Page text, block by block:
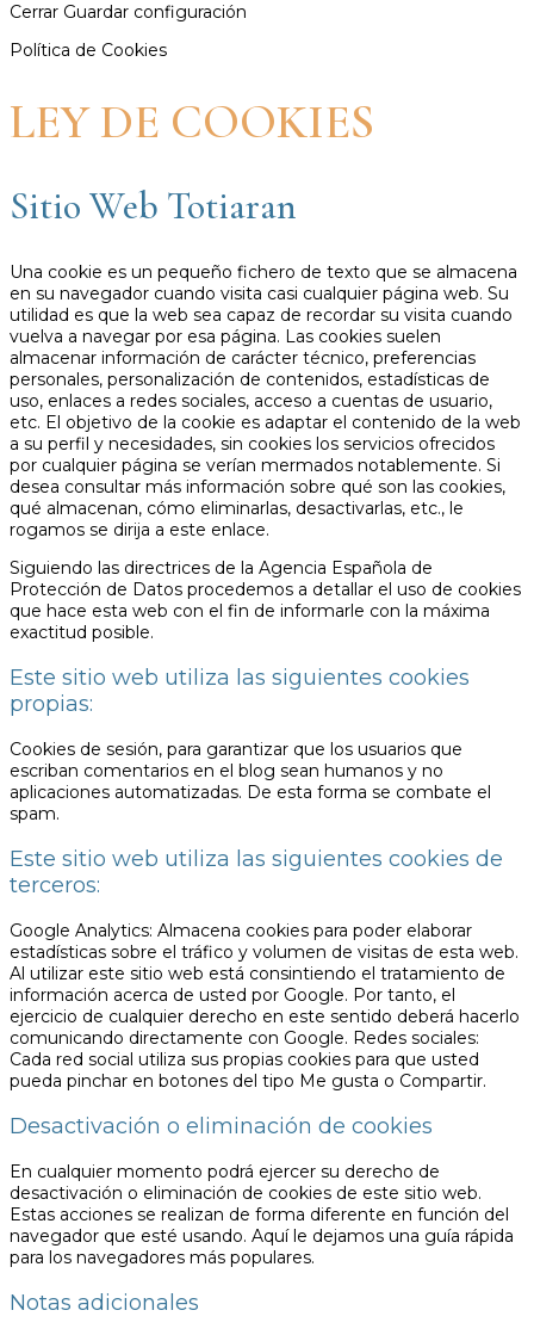
Cerrar Guardar configuración
Política de Cookies
LEY DE COOKIES
Sitio Web Totiaran
Una cookie es un pequeño fichero de texto que se almacena
en su navegador cuando visita casi cualquier página web. Su
utilidad es que la web sea capaz de recordar su visita cuando
vuelva a navegar por esa página. Las cookies suelen
almacenar información de carácter técnico, preferencias
personales, personalización de contenidos, estadísticas de
uso, enlaces a redes sociales, acceso a cuentas de usuario,
etc. El objetivo de la cookie es adaptar el contenido de la web
a su perfil y necesidades, sin cookies los servicios ofrecidos
por cualquier página se verían mermados notablemente. Si
desea consultar más información sobre qué son las cookies,
qué almacenan, cómo eliminarlas, desactivarlas, etc., le
rogamos se dirija a este enlace.
Siguiendo las directrices de la Agencia Española de
Protección de Datos procedemos a detallar el uso de cookies
que hace esta web con el fin de informarle con la máxima
exactitud posible.
Este sitio web utiliza las siguientes cookies
propias:
Cookies de sesión, para garantizar que los usuarios que
escriban comentarios en el blog sean humanos y no
aplicaciones automatizadas. De esta forma se combate el
spam.
Este sitio web utiliza las siguientes cookies de
terceros:
Google Analytics: Almacena cookies para poder elaborar
estadísticas sobre el tráfico y volumen de visitas de esta web.
Al utilizar este sitio web está consintiendo el tratamiento de
información acerca de usted por Google. Por tanto, el
ejercicio de cualquier derecho en este sentido deberá hacerlo
comunicando directamente con Google. Redes sociales:
Cada red social utiliza sus propias cookies para que usted
pueda pinchar en botones del tipo Me gusta o Compartir.
Desactivación o eliminación de cookies
En cualquier momento podrá ejercer su derecho de
desactivación o eliminación de cookies de este sitio web.
Estas acciones se realizan de forma diferente en función del
navegador que esté usando. Aquí le dejamos una guía rápida
para los navegadores más populares.
Notas adicionales